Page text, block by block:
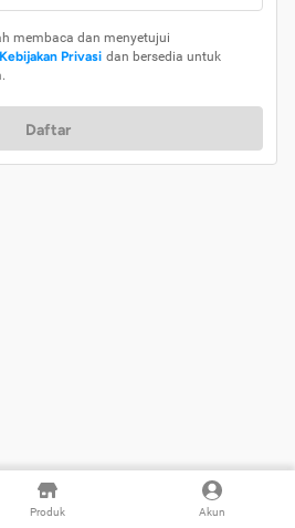
Produk Akun
membaca dan menyetujui
Kebijakan Privasi dan bersedia untuk
Daftar